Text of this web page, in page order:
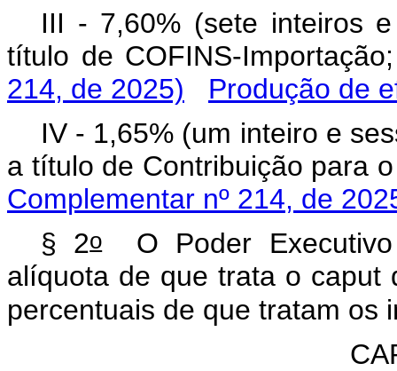
III - 7,60% (sete inteiros
título de COFINS-
214, de 2025)
Produção de
IV - 1,65% (um inteiro e
a título de Contribuição
Complementar nº 214, de
§ 2oO Poder Executivo
alíquota de que trata o caput
percentuais de que tratam os